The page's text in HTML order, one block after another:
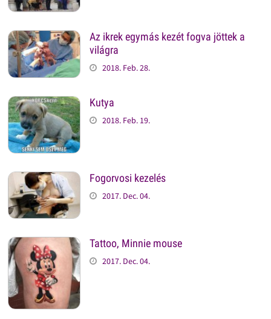
Az ikrek egymás kezét fogva jöttek a
világra
2018. Feb. 28.
Kutya
2018. Feb. 19.
Fogorvosi kezelés
2017. Dec. 04.
Tattoo, Minnie mouse
2017. Dec. 04.